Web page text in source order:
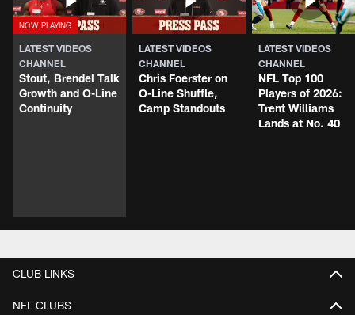
LATEST VIDEOS
CHANNEL
Stout, Brendel Talk
Growth and O-Line
Continuity
LATEST VIDEOS
CHANNEL
Chris Foerster on
O-Line Shuffle,
Camp Standouts
LATEST VIDEOS
CHANNEL
NFL Top 100
Players of 2026:
Trent Williams
Lands at No. 40
CLUB LINKS
NFL CLUBS